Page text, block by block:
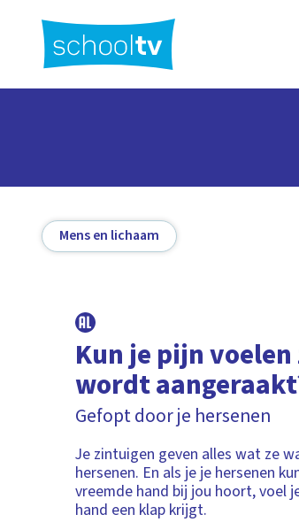
hoofdinhoud
Mens en lichaam
Kun je pijn
wordt
Gefopt door je hersenen
Je zintuigen geven alles wat ze
hersenen. En als je je hersenen
vreemde hand bij jou hoort, voel
hand een klap krijgt.